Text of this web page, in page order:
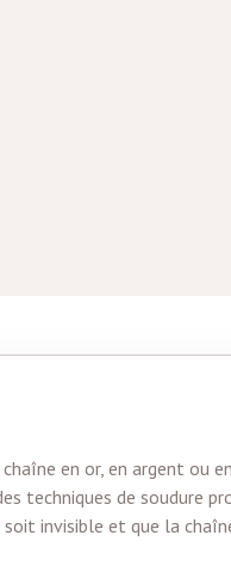
en or, en argent
techniques de soudure
invisible et que la